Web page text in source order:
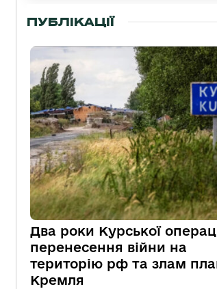
ПУБЛІКАЦІЇ
Два роки Курської
перенесення війни на
територію рф та злам
Кремля